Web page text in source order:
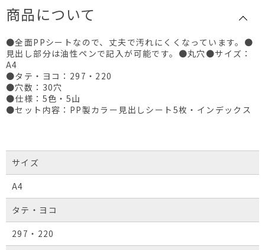
商品について
●全面PPシートなので、丈夫で汚れにくくなっています。●
見出し部分は油性ペンで記入が可能です。●丸穴●サイズ：
A4
●タテ・ヨコ：297・220
●穴数：30穴
●仕様：5色・5山
●セット内容：PP製カラー見出しシート5枚・インデックス
サイズ
A4
タテ・ヨコ
297・220